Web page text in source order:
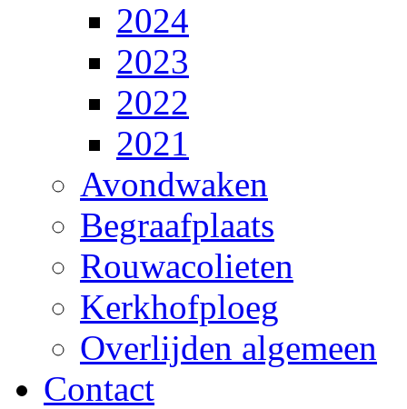
2024
2023
2022
2021
Avondwaken
Begraafplaats
Rouwacolieten
Kerkhofploeg
Overlijden algemeen
Contact